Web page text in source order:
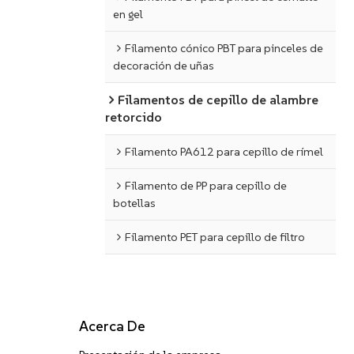
en gel
Filamento cónico PBT para pinceles de
decoración de uñas
Filamentos de cepillo de alambre
retorcido
Filamento PA612 para cepillo de rímel
Filamento de PP para cepillo de
botellas
Filamento PET para cepillo de filtro
Acerca De